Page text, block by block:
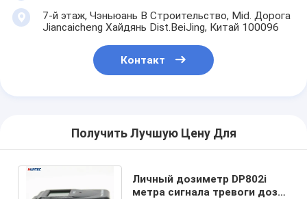
7-й этаж, Чэньюань B Строительство, Mid. Дорога
Jiancaicheng Хайдянь Dist.BeiJing, Китай 100096
Контакт
Получить Лучшую Цену Для
Личный дозиметр DP802i
метра сигнала тревоги дозы